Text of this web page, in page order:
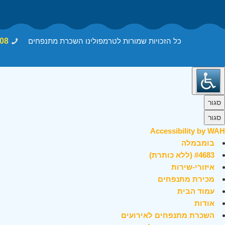
כל הזכויות שמורות לטרמפולינו השכרת מתנפחים
סגור
סגור
Accessibility by WAH
בומבמלה
#4683 (ללא כותרת)
איזורי-שירות
מכירת מתנפחים
עמוד הבית
אודות
השכרת מתנפחים לאירועים